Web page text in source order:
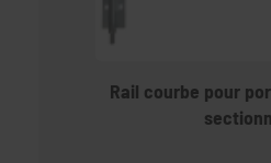
Rail courbe pour